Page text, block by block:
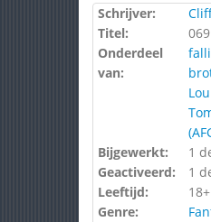
Schrijver:
Titel:
Onderdeel
van:
Bijgewerkt:
1
Geactiveerd:
1
Leeftijd:
18+
Genre: